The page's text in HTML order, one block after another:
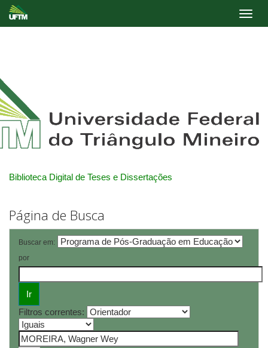
Biblioteca Digital de Teses e Dissertações
Página de Busca
Buscar em:
por
Filtros correntes: